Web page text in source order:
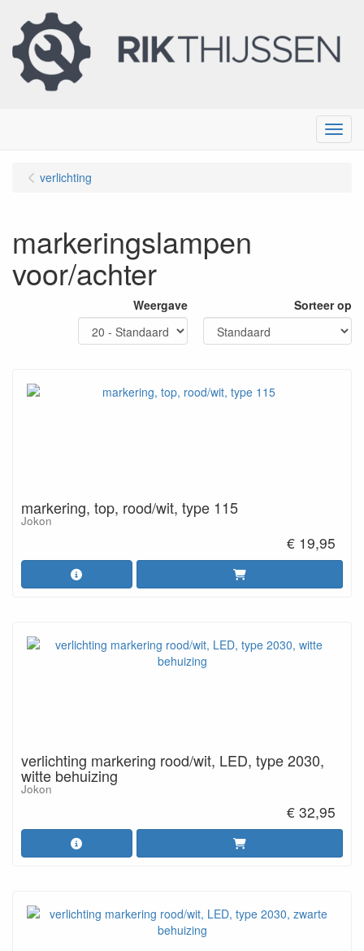
Menu
verlichting
markeringslampen
voor/achter
Weergave Sorteer op
markering, top, rood/wit, type 115
Jokon
€ 19,95
verlichting markering rood/wit, LED, type 2030,
witte behuizing
Jokon
€ 32,95